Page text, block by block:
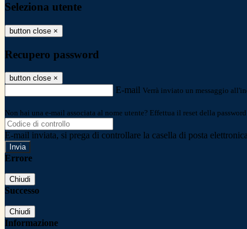
Seleziona utente
button close ×
Recupero password
button close ×
E-mail Verrà inviato un messaggio
Non hai una e-mail associata al nome utente? Effettua il reset della
E-mail inviata, si prega di controllare la casella di posta
Errore
Chiudi
Successo
Chiudi
Informazione